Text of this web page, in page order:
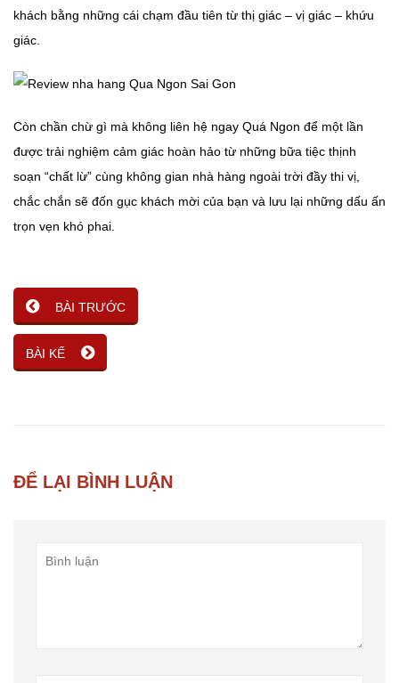
khách bằng những cái chạm đầu tiên từ thị giác – vị giác – khứu
giác.
Còn chần chừ gì mà không liên hệ ngay Quá Ngon để một lần
được trải nghiệm cảm giác hoàn hảo từ những bữa tiệc thịnh
soạn “chất lừ” cùng không gian nhà hàng ngoài trời đầy thi vị,
chắc chắn sẽ đốn gục khách mời của bạn và lưu lại những dấu ấn
trọn vẹn khó phai.
BÀI TRƯỚC
BÀI KẾ
ĐỂ LẠI BÌNH LUẬN